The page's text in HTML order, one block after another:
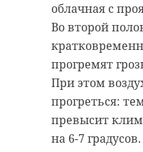
облачная с
Во второй
прогремят
При этом
прогреться:
превысит
на 6-7 градусов.